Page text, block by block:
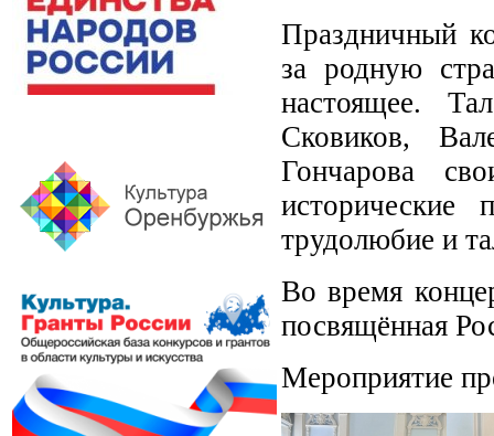
Праздничный
за родную
настоящее.
Сковиков,
Гончарова
трудолюбие и
Во время
посвящённая
Мероприятие